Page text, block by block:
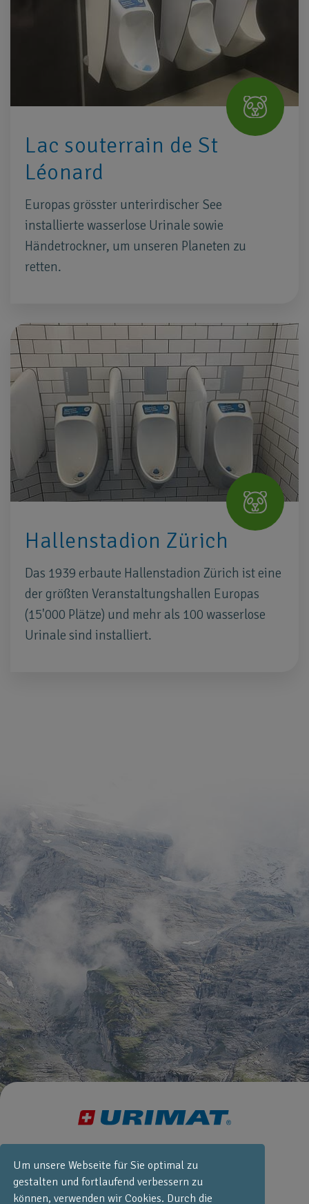
Um unsere Webseite für Sie optimal zu
gestalten und fortlaufend verbessern zu
können, verwenden wir Cookies. Durch die
Lac souterrain de St
Léonard
Europas grösster unterirdischer See
installierte wasserlose Urinale sowie
Händetrockner, um unseren Planeten zu
retten.
Hallenstadion Zürich
Das 1939 erbaute Hallenstadion Zürich ist eine
der größten Veranstaltungshallen Europas
(15'000 Plätze) und mehr als 100 wasserlose
Urinale sind installiert.
+41 55 251 52
30
info@urimat.com